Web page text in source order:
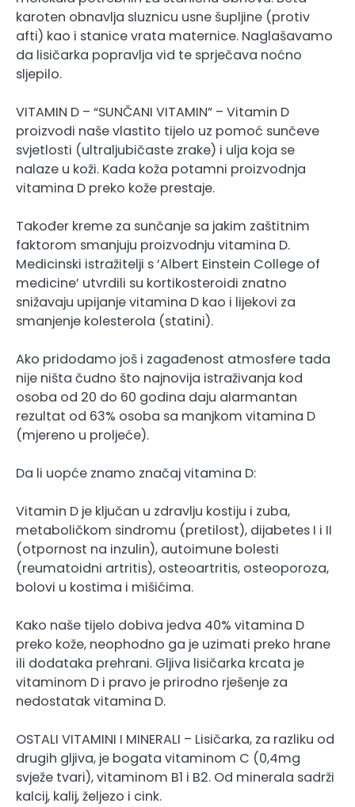
karoten obnavlja sluznicu usne šupljine (protiv
afti) kao i stanice vrata maternice. Naglašavamo
da lisičarka popravlja vid te sprječava noćno
sljepilo.
VITAMIN D – “SUNČANI VITAMIN” – Vitamin D
proizvodi naše vlastito tijelo uz pomoć sunčeve
svjetlosti (ultraljubičaste zrake) i ulja koja se
nalaze u koži. Kada koža potamni proizvodnja
vitamina D preko kože prestaje.
Također kreme za sunčanje sa jakim zaštitnim
faktorom smanjuju proizvodnju vitamina D.
Medicinski istražitelji s ’Albert Einstein College of
medicine’ utvrdili su kortikosteroidi znatno
snižavaju upijanje vitamina D kao i lijekovi za
smanjenje kolesterola (statini).
Ako pridodamo još i zagađenost atmosfere tada
nije ništa čudno što najnovija istraživanja kod
osoba od 20 do 60 godina daju alarmantan
rezultat od 63% osoba sa manjkom vitamina D
(mjereno u proljeće).
Da li uopće znamo značaj vitamina D:
Vitamin D je ključan u zdravlju kostiju i zuba,
metaboličkom sindromu (pretilost), dijabetes I i II
(otpornost na inzulin), autoimune bolesti
(reumatoidni artritis), osteoartritis, osteoporoza,
bolovi u kostima i mišićima.
Kako naše tijelo dobiva jedva 40% vitamina D
preko kože, neophodno ga je uzimati preko hrane
ili dodataka prehrani. Gljiva lisičarka krcata je
vitaminom D i pravo je prirodno rješenje za
nedostatak vitamina D.
OSTALI VITAMINI I MINERALI – Lisičarka, za razliku od
drugih gljiva, je bogata vitaminom C (0,4mg
svježe tvari), vitaminom B1 i B2. Od minerala sadrži
kalcij, kalij, željezo i cink.